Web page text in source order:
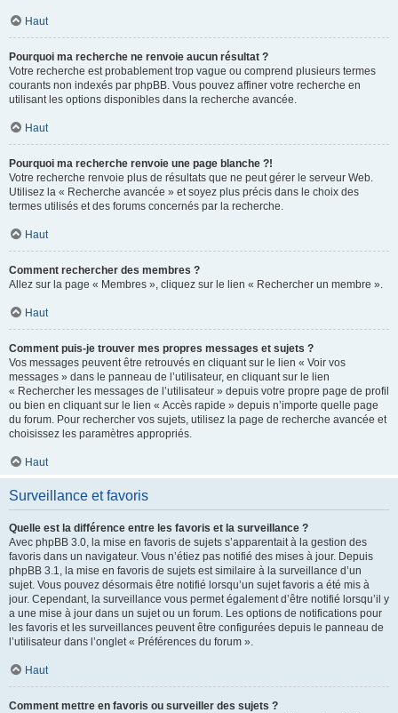
Haut
Pourquoi ma recherche ne renvoie aucun résultat ?
Votre recherche est probablement trop vague ou comprend plusieurs termes
courants non indexés par phpBB. Vous pouvez affiner votre recherche en
utilisant les options disponibles dans la recherche avancée.
Haut
Pourquoi ma recherche renvoie une page blanche ?!
Votre recherche renvoie plus de résultats que ne peut gérer le serveur Web.
Utilisez la « Recherche avancée » et soyez plus précis dans le choix des
termes utilisés et des forums concernés par la recherche.
Haut
Comment rechercher des membres ?
Allez sur la page « Membres », cliquez sur le lien « Rechercher un membre ».
Haut
Comment puis-je trouver mes propres messages et sujets ?
Vos messages peuvent être retrouvés en cliquant sur le lien « Voir vos
messages » dans le panneau de l’utilisateur, en cliquant sur le lien
« Rechercher les messages de l’utilisateur » depuis votre propre page de profil
ou bien en cliquant sur le lien « Accès rapide » depuis n’importe quelle page
du forum. Pour rechercher vos sujets, utilisez la page de recherche avancée et
choisissez les paramètres appropriés.
Haut
Surveillance et favoris
Quelle est la différence entre les favoris et la surveillance ?
Avec phpBB 3.0, la mise en favoris de sujets s’apparentait à la gestion des
favoris dans un navigateur. Vous n’étiez pas notifié des mises à jour. Depuis
phpBB 3.1, la mise en favoris de sujets est similaire à la surveillance d’un
sujet. Vous pouvez désormais être notifié lorsqu’un sujet favoris a été mis à
jour. Cependant, la surveillance vous permet également d’être notifié lorsqu’il y
a une mise à jour dans un sujet ou un forum. Les options de notifications pour
les favoris et les surveillances peuvent être configurées depuis le panneau de
l’utilisateur dans l’onglet « Préférences du forum ».
Haut
Comment mettre en favoris ou surveiller des sujets ?